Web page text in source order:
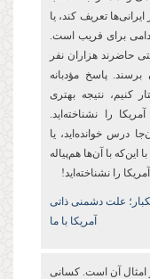
تعریف کند، یا
دامی برای فریب است.
حاضرند هزاران نفر
برسند. پاسخ مؤدبانه
کنیم، نتیجه بهتری
را نشناخته‌اید.
درس خوانده‌اید، یا
این‌که با آن‌ها هم‌پیاله
را نشناخته‌اید!
علت دشمنی ذاتی
آمریکا با ما
امثال آن است. کسانی